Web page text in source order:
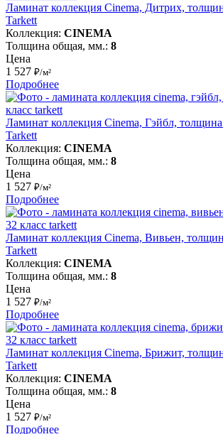
Ламинат коллекция Cinema, Дитрих,
Tarkett
Коллекция: CINEMA
Толщина общая, мм.: 8
Цена
1 527 ₽/м²
Подробнее
Ламинат коллекция Cinema, Гэйбл,
Tarkett
Коллекция: CINEMA
Толщина общая, мм.: 8
Цена
1 527 ₽/м²
Подробнее
Ламинат коллекция Cinema, Вивьен,
Tarkett
Коллекция: CINEMA
Толщина общая, мм.: 8
Цена
1 527 ₽/м²
Подробнее
Ламинат коллекция Cinema, Брижит,
Tarkett
Коллекция: CINEMA
Толщина общая, мм.: 8
Цена
1 527 ₽/м²
Подробнее